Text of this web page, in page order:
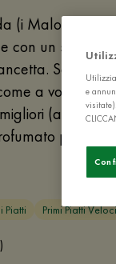
(i Maloreddu o
con un sugo
a volte
(anche in
primo
Piatti Primi Piatti Veloci
e